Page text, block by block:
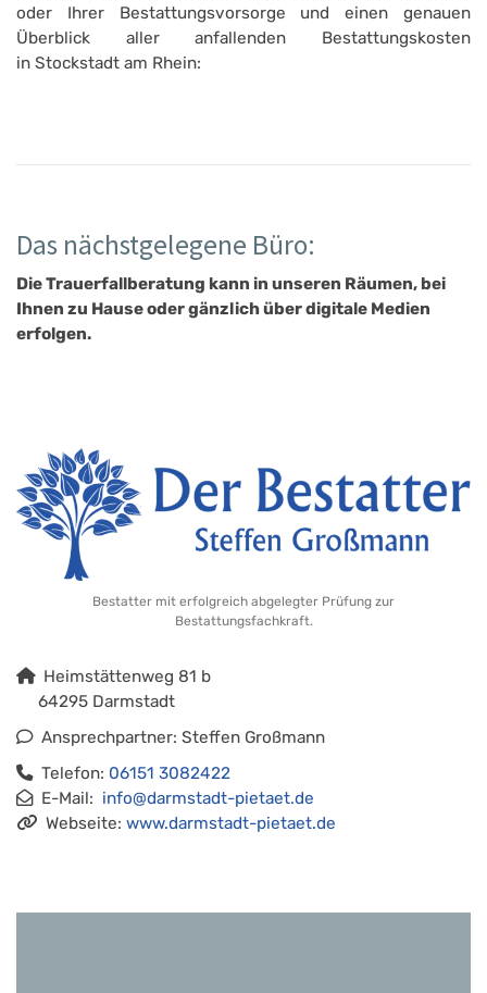
oder Ihrer Bestattungsvorsorge und einen genauen
Überblick aller anfallenden Bestattungskosten
in Stockstadt am Rhein:
Das nächstgelegene Büro:
Die Trauerfallberatung kann in unseren Räumen, bei
Ihnen zu Hause oder gänzlich über digitale Medien
erfolgen.
Bestatter mit erfolgreich abgelegter Prüfung zur
Bestattungsfachkraft.
Heimstättenweg 81 b
64295 Darmstadt
Ansprechpartner: Steffen Großmann
Telefon: 06151 3082422
E-Mail: info@darmstadt-pietaet.de
Webseite: www.darmstadt-pietaet.de